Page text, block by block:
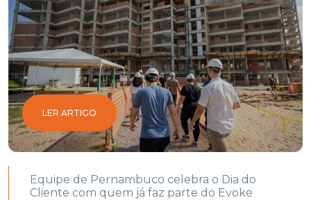
LER ARTIGO
Equipe de Pernambuco celebra o Dia do
Cliente com quem já faz parte do Evoke